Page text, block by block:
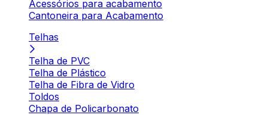
Acessórios para acabamento
Cantoneira para Acabamento
Telhas
Telha de PVC
Telha de Plástico
Telha de Fibra de Vidro
Toldos
Chapa de Policarbonato